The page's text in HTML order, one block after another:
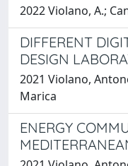
2022 Violano, A.;
DIFFERENT
DESIGN
2021 Violano,
Marica
ENERGY